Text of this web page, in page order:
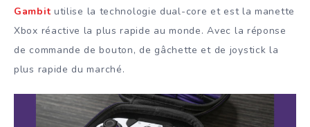
Gambit utilise la technologie dual-core et est la manette
Xbox réactive la plus rapide au monde. Avec la réponse
de commande de bouton, de gâchette et de joystick la
plus rapide du marché.